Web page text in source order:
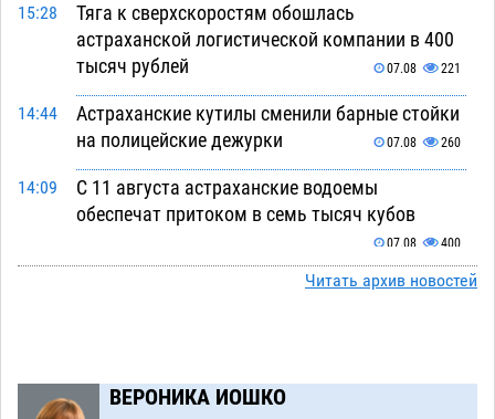
15:28
Тяга к сверхскоростям обошлась
астраханской логистической компании в 400
тысяч рублей
07.08 221
14:44
Астраханские кутилы сменили барные стойки
на полицейские дежурки
07.08 260
14:09
С 11 августа астраханские водоемы
обеспечат притоком в семь тысяч кубов
07.08 400
Астраханский аэропорт попробует отбиться
помойку
Читать архив новостей
ВЕРОНИКА ИОШКО